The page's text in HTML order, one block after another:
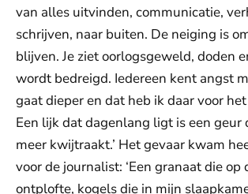
van alles uitvinden, communicatie,
schrijven, naar buiten. De neiging is
blijven. Je ziet oorlogsgeweld, doden
wordt bedreigd. Iedereen kent angst
gaat dieper en dat heb ik daar voor
Een lijk dat dagenlang ligt is een geur
meer kwijtraakt.’ Het gevaar kwam
voor de journalist: ‘Een granaat die op
ontplofte, kogels die in mijn